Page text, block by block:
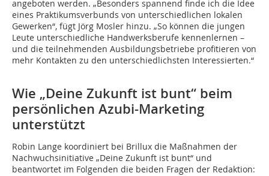
angeboten werden. „Besonders spannend finde ich die Idee
eines Praktikumsverbunds von unterschiedlichen lokalen
Gewerken“, fügt Jörg Mosler hinzu. „So können die jungen
Leute unterschiedliche Handwerksberufe kennenlernen –
und die teilnehmenden Ausbildungsbetriebe profitieren von
mehr Kontakten zu den unterschiedlichsten Interessierten.“
Wie „Deine Zukunft ist bunt“ beim
persönlichen Azubi-Marketing
unterstützt
Robin Lange koordiniert bei Brillux die Maßnahmen der
Nachwuchsinitiative „Deine Zukunft ist bunt“ und
beantwortet im Folgenden die beiden Fragen der Redaktion: